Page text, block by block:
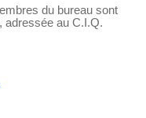
du bureau sont
adressée au C.I.Q.